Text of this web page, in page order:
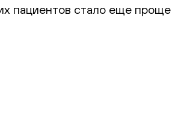
пациентов стало еще проще